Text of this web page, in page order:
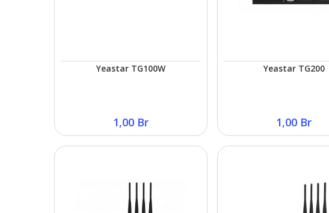
Yeastar TG100W
1,00 Br
Yeastar TG200
1,00 Br